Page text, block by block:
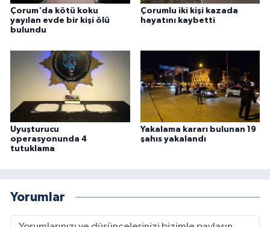
Çorum'da kötü koku
yayılan evde bir kişi ölü
bulundu
Çorumlu iki kişi kazada
hayatını kaybetti
Uyuşturucu
operasyonunda 4
tutuklama
Yakalama kararı bulunan 19
şahıs yakalandı
Yorumlar